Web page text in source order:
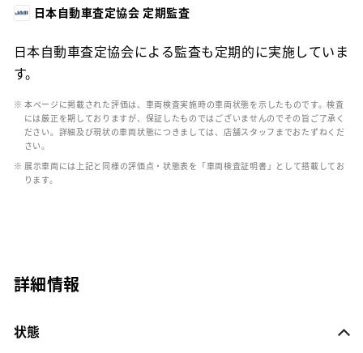
日本自動車査定協会 定期監査
日本自動車査定協会による監査も定期的に実施していま
す。
※ 本ページに掲載された評価は、車両検査実施時の車両状態を示したものです。検査
には厳正を期しておりますが、保証したものではございませんのでその旨ご了承く
ださい。詳細及び現状の車両状態につきましては、店舗スタッフまでおたずねくだ
さい。
※ 展示車両には上記と同様の評価点・状態表を「車両検査証明書」として搭載してお
ります。
詳細情報
状態